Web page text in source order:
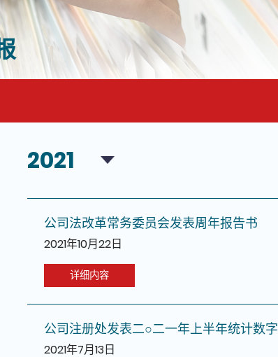
2021
公司法改革常务委员会发表周年报告书
2021年10月22日
详细内容
公司注册处发表二○二一年上半年统计数字
2021年7月13日